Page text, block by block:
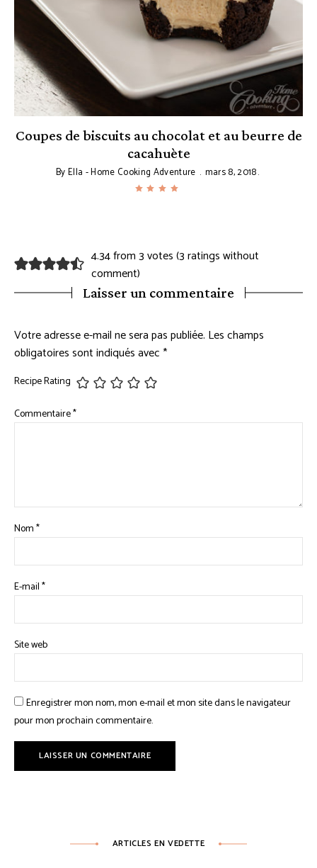
Coupes de biscuits au chocolat et au beurre de
cacahuète
ByElla - Home Cooking Adventure mars 8, 2018
4.34 from 3 votes (3 ratings without
comment)
Laisser un commentaire
Votre adresse e-mail ne sera pas publiée. Les champs
obligatoires sont indiqués avec*
Recipe Rating
Commentaire*
Nom*
E-mail*
Site web
Enregistrer mon nom, mon e-mail et mon site dans le navigateur
pour mon prochain commentaire.
ARTICLES EN VEDETTE